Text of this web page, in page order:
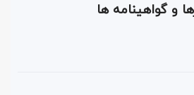
و گواهینامه ها